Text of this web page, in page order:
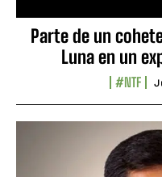
Parte de un
Luna en un
#NTF